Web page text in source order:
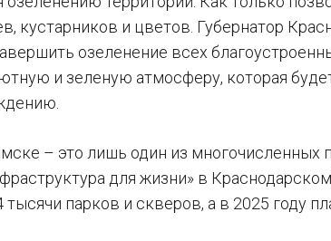
кустарников и цветов. Губернатор
озеленение всех
и зеленую атмосферу, которая
– это лишь один из многочисленных
для жизни» в
парков и скверов, а в 2025 году